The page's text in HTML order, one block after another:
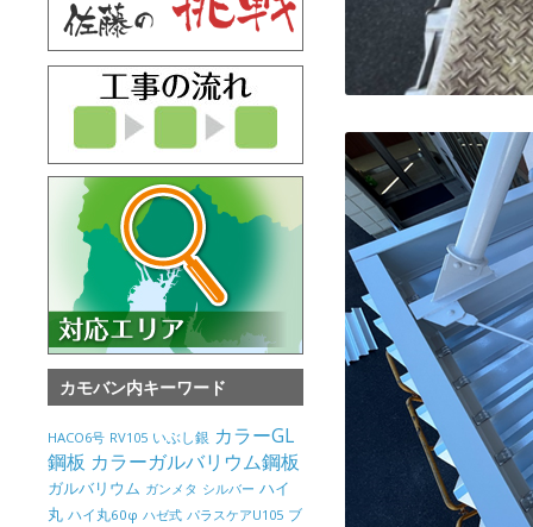
カモバン内キーワード
HACO6号 RV105 いぶし銀 カラーGL
鋼板 カラーガルバリウム鋼板
ガルバリウム ガンメタ シルバー ハイ
丸 ハイ丸60φ ハゼ式 パラスケアU105 ブ